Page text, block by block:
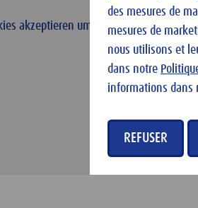
akzeptieren um das Video zu laden.
des mesures de
mesures de
nous utilisons et
dans notre
informations dans
REFUSER